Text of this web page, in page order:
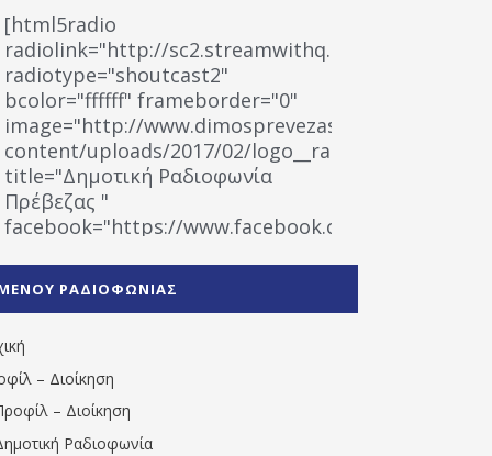
[html5radio
radiolink="http://sc2.streamwithq.com:8028/
radiotype="shoutcast2"
bcolor="ffffff" frameborder="0"
image="http://www.dimosprevezas.gr/wp-
content/uploads/2017/02/logo__radiofonias.jpg"
title="Δημοτική Ραδιοφωνία
Πρέβεζας "
facebook="https://www.facebook.com/
1531194763766854/" artist="" ]
ΡΑΔΙΟΦΩΝΙΑΣ
– Διοίκηση
– Διοίκηση
Ραδιοφωνία